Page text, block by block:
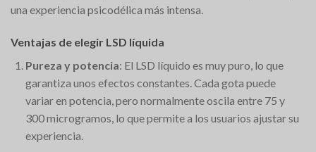
una experiencia psicodélica más intensa.
Ventajas de elegir LSD líquida
Pureza y potencia: El LSD líquido es muy puro, lo que
garantiza unos efectos constantes. Cada gota puede
variar en potencia, pero normalmente oscila entre 75 y
300 microgramos, lo que permite a los usuarios ajustar su
experiencia.